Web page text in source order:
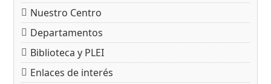
Nuestro Centro
Departamentos
Biblioteca y PLEI
Enlaces de interés